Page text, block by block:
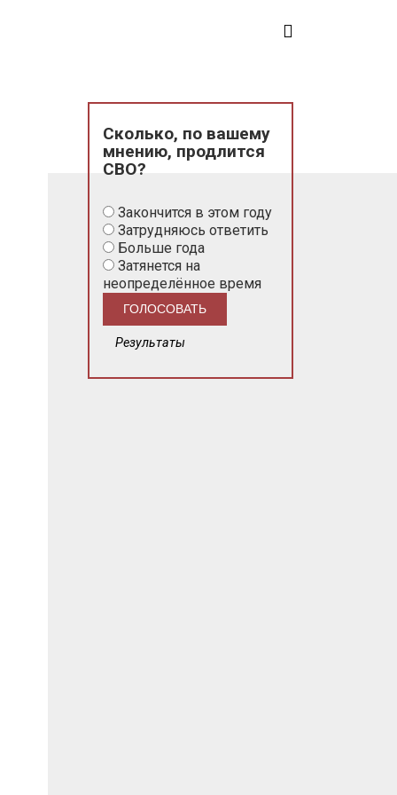
Сколько, по вашему
мнению, продлится
СВО?
Закончится в этом году
Затрудняюсь ответить
Больше года
Затянется на
неопределённое время
Результаты